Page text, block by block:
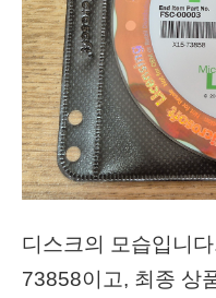
디스크의 모습입니
73858이고, 최종 상